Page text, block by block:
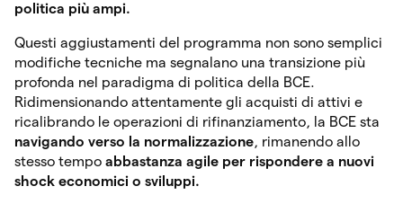
politica più ampi.
Questi aggiustamenti del programma non sono semplici
modifiche tecniche ma segnalano una transizione più
profonda nel paradigma di politica della BCE.
Ridimensionando attentamente gli acquisti di attivi e
ricalibrando le operazioni di rifinanziamento, la BCE sta
navigando verso la normalizzazione, rimanendo allo
stesso tempo abbastanza agile per rispondere a nuovi
shock economici o sviluppi.